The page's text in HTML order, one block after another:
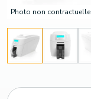
Photo non contractuelle